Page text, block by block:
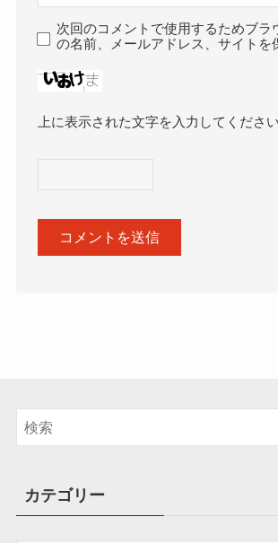
次回のコメントで使用するためブラ
の名前、メールアドレス、サイトを
上に表示された文字を入力してください
カテゴリー